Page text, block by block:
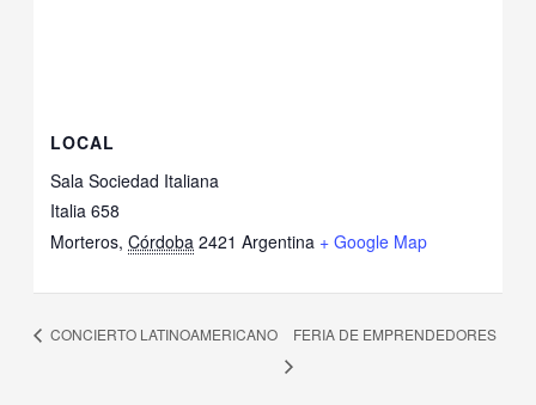
LOCAL
Sala Sociedad Italiana
Italia 658
Morteros, Córdoba 2421 Argentina + Google Map
CONCIERTO LATINOAMERICANO FERIA DE EMPRENDEDORES